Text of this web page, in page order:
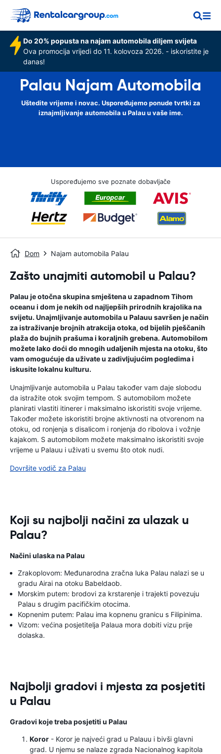
Do 20% popusta na najam automobila diljem svijeta
Ova promocija vrijedi do 11. kolovoza 2026. - iskoristite je
danas!
Palau Najam Automobila
Uštedite vrijeme i novac. Uspoređujemo ponude tvrtki za
iznajmljivanje automobila u Palau u vaše ime.
Uspoređujemo sve poznate dobavljače
Dom Najam automobila Palau
Zašto unajmiti automobil u Palau?
Palau je otočna skupina smještena u zapadnom Tihom
oceanu i dom je nekih od najljepših prirodnih krajolika na
svijetu. Unajmljivanje automobila u Palauu savršen je način
za istraživanje brojnih atrakcija otoka, od bijelih pješčanih
plaža do bujnih prašuma i koraljnih grebena. Automobilom
možete lako doći do mnogih udaljenih mjesta na otoku, što
vam omogućuje da uživate u zadivljujućim pogledima i
iskusite lokalnu kulturu.
Unajmljivanje automobila u Palau također vam daje slobodu
da istražite otok svojim tempom. S automobilom možete
planirati vlastiti itinerer i maksimalno iskoristiti svoje vrijeme.
Također možete iskoristiti brojne aktivnosti na otvorenom na
otoku, od ronjenja s disalicom i ronjenja do ribolova i vožnje
kajakom. S automobilom možete maksimalno iskoristiti svoje
vrijeme u Palauu i uživati ​​u svemu što otok nudi.
Dovršite vodič za Palau
Koji su najbolji načini za ulazak u
Palau?
Načini ulaska na Palau
Zrakoplovom: Međunarodna zračna luka Palau nalazi se u
gradu Airai na otoku Babeldaob.
Morskim putem: brodovi za krstarenje i trajekti povezuju
Palau s drugim pacifičkim otocima.
Kopnenim putem: Palau ima kopnenu granicu s Filipinima.
Vizom: većina posjetitelja Palaua mora dobiti vizu prije
dolaska.
Najbolji gradovi i mjesta za posjetiti
u Palau
Gradovi koje treba posjetiti u Palau
Koror - Koror je najveći grad u Palauu i bivši glavni
grad. U njemu se nalaze zgrada Nacionalnog kapitola